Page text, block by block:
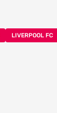
LIVERPOOL FC